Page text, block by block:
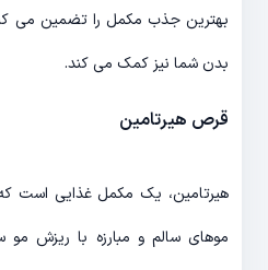
بهترین جذب مکمل را تضمین می
بدن شما نیز کمک می کند.
قرص هیرتامین
هیرتامین، یک مکمل غذایی است
موهای سالم و مبارزه با ریزش